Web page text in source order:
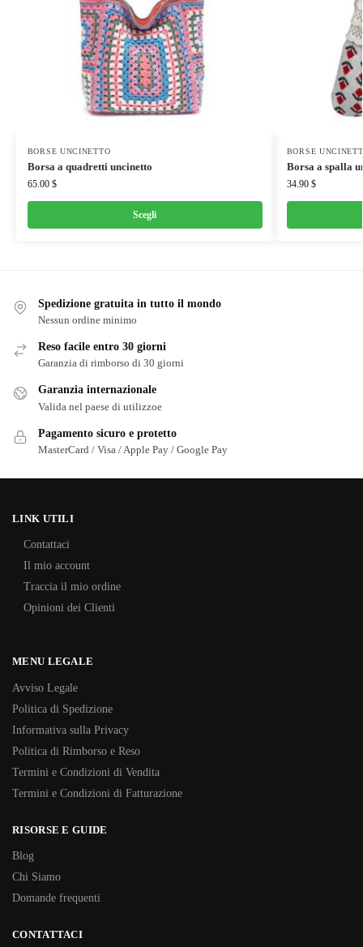
BORSE UNCINETTO
Borsa a quadretti uncinetto
65.00 $
Scegli
BORSE
Borsa a spalla
34.90 $
Spedizione gratuita in tutto il mondo
Nessun ordine minimo
Reso facile entro 30 giorni
Garanzia di rimborso di 30 giorni
Garanzia internazionale
Valida nel paese di utilizzoe
Pagamento sicuro e protetto
MasterCard / Visa / Apple Pay / Google Pay
LINK UTILI
Contattaci
Il mio account
Traccia il mio ordine
Opinioni dei Clienti
MENU LEGALE
Avviso Legale
Politica di Spedizione
Informativa sulla Privacy
Politica di Rimborso e Reso
Termini e Condizioni di Vendita
Termini e Condizioni di Fatturazione
RISORSE E GUIDE
Blog
Chi Siamo
Domande frequenti
CONTATTACI